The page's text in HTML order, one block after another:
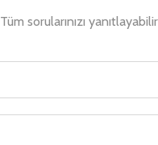
Tüm sorularınızı